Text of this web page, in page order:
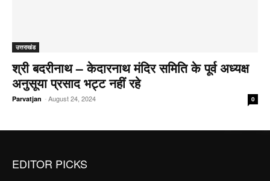
उत्तराखंड
श्री बदरीनाथ – केदारनाथ मंदिर समिति के पूर्व अध्यक्ष
अनुसूया प्रसाद भट्ट नहीं रहे
Parvatjan -August 24, 2024 0
EDITOR PICKS